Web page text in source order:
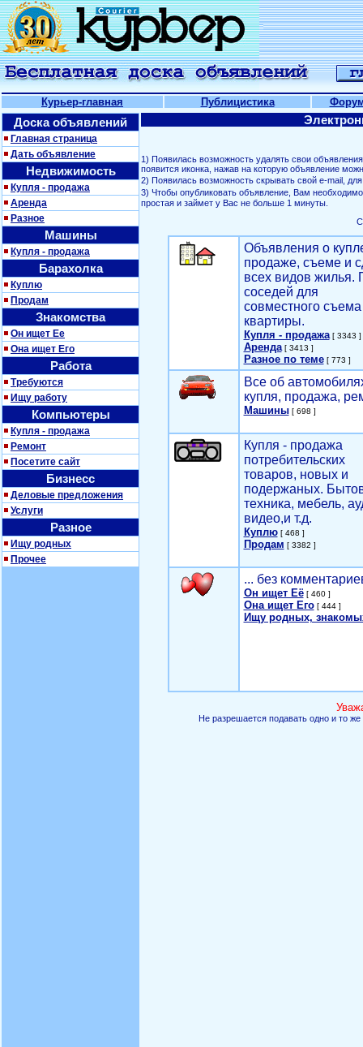
Курьер-главная Публицистика
Доска объявлений
Главная страница
Дать объявление
Недвижимость
Купля - продажа
Аренда
Разное
Машины
Купля - продажа
Барахолка
Куплю
Продам
Знакомства
Он ищет Ее
Она ищет Его
Работа
Требуются
Ищу работу
Компьютеры
Купля - продажа
Ремонт
Посетите сайт
Бизнесс
Деловые предложения
Услуги
Разное
Ищу родных
Прочее
1) Появилась возможность удалять свои
появится иконка, нажав на которую объявление
2) Появилась возможность скрывать свой е-mail,
3) Чтобы опубликовать объявление, Вам
простая и займет у Вас не больше 1 минуты.
Объявления о
продаже, съеме и
всех видов жилья.
соседей для
совместного съема
квартиры.
Купля - продажа[ 3343 ]
Аренда[ 3413 ]
Разное по теме[ 773 ]
Все об
купля, продажа,
Машины[ 698 ]
Купля - продажа
потребительских
товаров, новых и
подержаных.
техника, мебель,
видео,и т.д.
Куплю[ 468 ]
Продам [ 3382 ]
... без
Он ищет Её[ 460 ]
Она ищет Его[ 444 ]
Ищу родных,
Не разрешается подавать одно и то